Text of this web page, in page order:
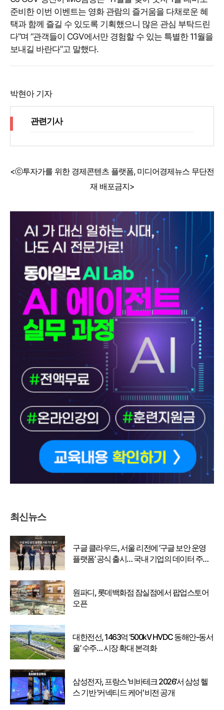
준비한 이번 이벤트는 영화 관람의 즐거움을 다채로운 혜
택과 함께 즐길 수 있도록 기획했으니 많은 관심 부탁드린
다”며 “관객들이 CGV에서만 경험할 수 있는 특별한 11월을
보내길 바란다”고 말했다.
박현아 기자
관련기사
<ⓒ투자가를 위한 경제콘텐츠 플랫폼, 미디어경제뉴스 무단전
재 배포금지>
최신뉴스
구글 클라우드, 서울 리전에 ‘구글 보안 운영
플랫폼’ 공식 출시… 국내 기업의 데이터 주권
원파디, 롯데백화점 잠실점에서 팝업스토어
오픈
대한전선, 1463억 ‘500kV HVDC 동해안-동서
울’ 수주… 시장 확대 본격화
삼성전자, 프랑스 '비바테크 2026'서 삼성 헬
스 기반 '커넥티드 케어' 비전 공개